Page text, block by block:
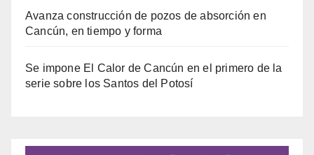
Avanza construcción de pozos de absorción en
Cancún, en tiempo y forma
Se impone El Calor de Cancún en el primero de la
serie sobre los Santos del Potosí